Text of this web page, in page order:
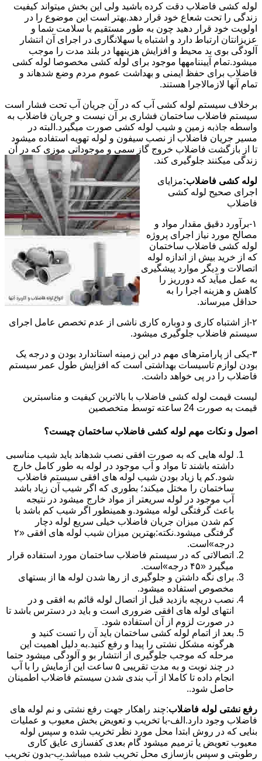
لوله کشی فاضلاب دقت کرده باشید ولی این بخش میتواند کیفیت
زندگی را تحت شعاع خود قرار دهد.بهتر است این موضوع را در
اولویت خود قرار دهید چون به طور مستقیم با سلامت شما و
عزیزانتان ارتباط دارد و اشتباه یا سهلانگاری در اجرای آن انتشار
آلودگی بوی بد محیط و افزایش هزینهها در بلند مدت را موجب
میشود.تمام آییننامهها موجود برای لوله کشی مخصوصا لوله کشی
فاضلاب برای حفظ ایمنی و بهداشت عموم مردم وضع شدهاند و
تمام آنها لازمالاجرا هستند.
برخلاف سیستم لوله کشی آب که در آن جریان آب تحت فشار است
سیستم فاضلاب ساختمان فشاری بر آن نیست و جریان فاضلاب به
واسطه جاذبه زمین و شیب لوله کشی صورت میگیرد.البته در
مسیر جریان فاضلاب از نصب سیفون و لوله تهویه استفاده میشود
تا از بازگشت فاضلاب خروج گاز سمی و موجوداتی موزی که در آن
زندگی میکنند جلوگیری کند.
لوله کشی فاضلاب:مزایای
اجرای صحیح لوله کشی
فاضلاب
۱-برآورد دقیق مقدار مواد و
مصالح مورد نیاز اجرای پروژه
لوله کشی فاضلاب ساختمان
که از خرید بیش از اندازه لوله
اتصالات و دیگر موارد پیشگیری
به عمل میآید که دورریز را
کاهش و هزینه اجرا را به
حداقل میرساند.
۲-از اشتباه کاری و دوباره کاری ناشی از عدم تخصص عامل اجرای
سیستم فاضلاب جلوگیری میشود.
۳-یکی از پارامترهای مهم در این زمینه استاندارد بودن و درجه یک
بودن لوازم تاسیسات بهداشتی است که افزایش طول عمر سیستم
فاضلاب را در پی خواهد داشت.
لیست قیمت لوله کشی فاضلاب با بالاترین کیفیت و مناسبترین
قیمت به صورت 24 ساعته توسط متخصصین
اصول و نکات مهم لوله کشی فاضلاب ساختمان چیست؟
لوله هایی که به صورت افقی نصب شدهاند باید شیب مناسبی
داشته باشند تا مواد و آب موجود در لوله به طور کامل خارج
شود.کم یا زیاد بودن شیب لوله های افقی سیستم فاضلاب
ساختمان را مختل میکند؛ بطوری که اگر شیب آن زیاد باشد
آب موجود در لوله سریعتر از مواد خارج میشود در نتیجه
باعث گرفتگی لوله میشود.و همینطور اگر شیب کم باشد با
کم شدن میزان جریان فاضلاب خیلی سریع لوله دچار
گرفتگی میشود.نکته:بهترین میزان شیب لوله های افقی «۲
درجه»است.
اتصالاتی که در سیستم فاضلاب ساختمان مورد استفاده قرار
میگیرد «۴۵ درجه»است.
برای نگه داشتن و جلوگیری از رها شدن لوله ها از بستهای
مخصوص استفاده میشود.
نصب دریچه بازدید قبل از اتصال لوله قائم به افقی و در
انتهای لوله های افقی ضروری است و باید در دسترس باشد تا
در صورت لزوم از آن استفاده شود.
بعد از اتمام لوله کشی ساختمان باید آن را تست کنید و
هرگونه مشکل نشتی را پیدا و رفع کنید.به دلیل اهمیت این
مرحله که موجب جلوگیری از انتشار بو و آلودگی میشود حتما
در چند نوبت و به مدت تقریبی ۵ ساعت این آزمایش را با آب
انجام داده تا کاملا از آب بندی شدن سیستم فاضلاب اطمینان
حاصل شود..
رفع نشتی لوله فاضلاب:چند راهکار جهت رفع نشتی و نم لوله های
فاضلاب وجود دارد.الف-با تخریب و تعویض بخش معیوب و عملیات
بنایی که در روش ابتدا محل مورد نظر تخریب شده و سپس لوله
معیوب تعویض یا ترمیم میشود گام بعدی کفسازی عایق کاری
رطوبتی و سپس بازسازی محل تخریب شده میباشد.ب-بدون تخریب